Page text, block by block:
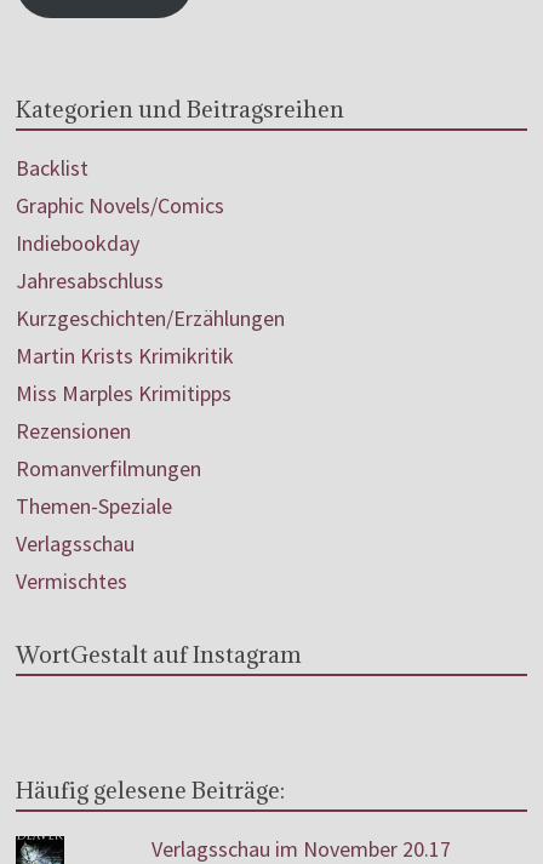
Kategorien und Beitragsreihen
Backlist
Graphic Novels/Comics
Indiebookday
Jahresabschluss
Kurzgeschichten/Erzählungen
Martin Krists Krimikritik
Miss Marples Krimitipps
Rezensionen
Romanverfilmungen
Themen-Speziale
Verlagsschau
Vermischtes
WortGestalt auf Instagram
Häufig gelesene Beiträge:
Verlagsschau im November 20.17